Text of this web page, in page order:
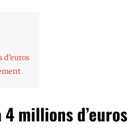
4 millions d’euros